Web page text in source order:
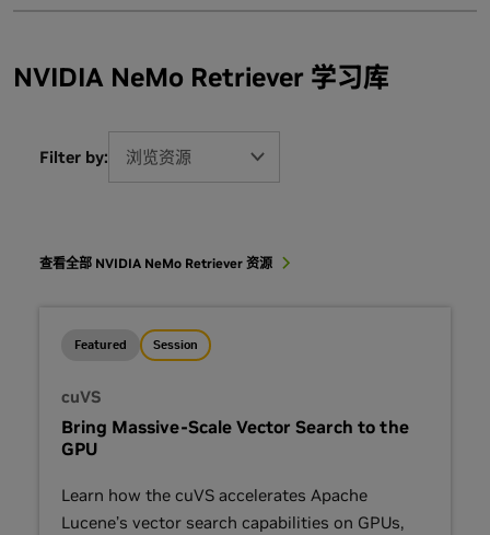
NVIDIA NeMo Retriever 学习库
Filter by: 浏览资源
查看全部 NVIDIA NeMo Retriever 资源
Featured Session
cuVS
Bring Massive-Scale Vector Search to the
GPU
Learn how the cuVS accelerates Apache
Lucene’s vector search capabilities on GPUs,